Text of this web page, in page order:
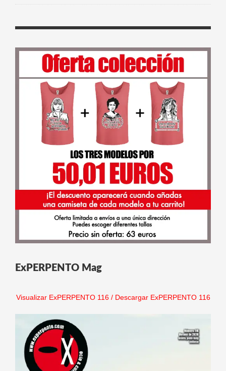
ExPERPENTO Mag
Visualizar ExPERPENTO 116/ Descargar ExPERPENTO 116